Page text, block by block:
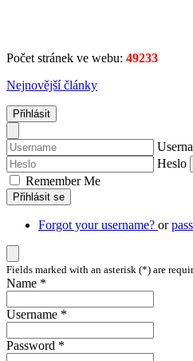
Počet stránek ve webu: 49233
Nejnovější články
Přihlásit
Heslo
Remember Me
Přihlásit se
Forgot your username? or
Fields marked with an asterisk (*) are
Name *
Username *
Password *